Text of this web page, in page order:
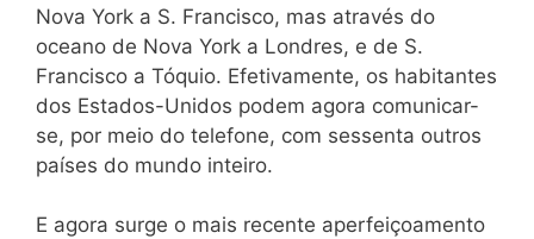
Nova York a S. Francisco, mas através do
oceano de Nova York a Londres, e de S.
Francisco a Tóquio. Efetivamente, os habitantes
dos Estados-Unidos podem agora comunicar-
se, por meio do telefone, com sessenta outros
países do mundo inteiro.
E agora surge o mais recente aperfeiçoamento